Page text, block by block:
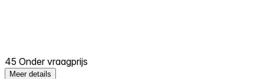
45 Onder vraagprijs
Meer details